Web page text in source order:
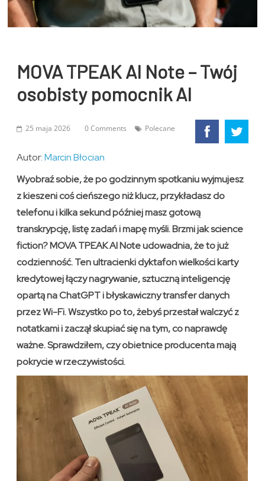
MOVA TPEAK AI Note – Twój
osobisty pomocnik AI
25 maja 2026 0 Comments Polecane
Autor:Marcin Błocian
Wyobraź sobie, że po godzinnym spotkaniu wyjmujesz
z kieszeni coś cieńszego niż klucz, przykładasz do
telefonu i kilka sekund później masz gotową
transkrypcję, listę zadań i mapę myśli. Brzmi jak science
fiction? MOVA TPEAK AI Note udowadnia, że to już
codzienność. Ten ultracienki dyktafon wielkości karty
kredytowej łączy nagrywanie, sztuczną inteligencję
opartą na ChatGPT i błyskawiczny transfer danych
przez Wi-Fi. Wszystko po to, żebyś przestał walczyć z
notatkami i zaczął skupiać się na tym, co naprawdę
ważne. Sprawdziłem, czy obietnice producenta mają
pokrycie w rzeczywistości.